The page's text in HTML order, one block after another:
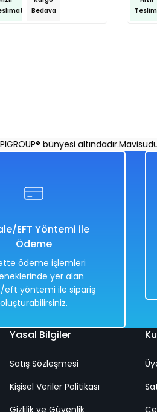
Bedava
bünyesi altındadır.
EFT Yöntemi ile
Ödeme
ödeme işlemleri
yer alan
eft yöntemi ile sipariş
oluşturabilirsiniz.
Yasal Bilgiler
Satış Sözleşmesi
Kişisel Veriler Politikası
Gizlilik ve Güvenlik